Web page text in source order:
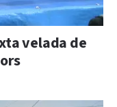
velada de